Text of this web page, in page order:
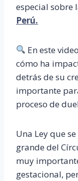
especial sobre
Perú.
En este
cómo ha
detrás de su
importante
proceso de
Una Ley que
grande del
muy
gestacional,